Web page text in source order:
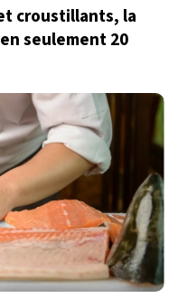
croustillants, la
seulement 20